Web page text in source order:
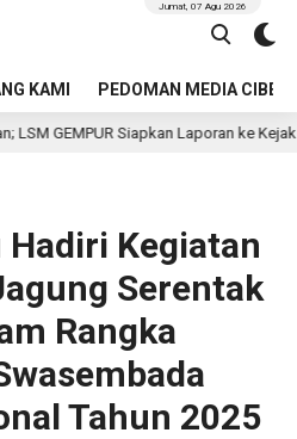
KAMI PEDOMAN MEDIA CIBER
Jumat, 07 Agu 2026
Siapkan Laporan ke Kejaksaan
Hadiri Kegiatan
Serentak
Rangka
Tahun 2025